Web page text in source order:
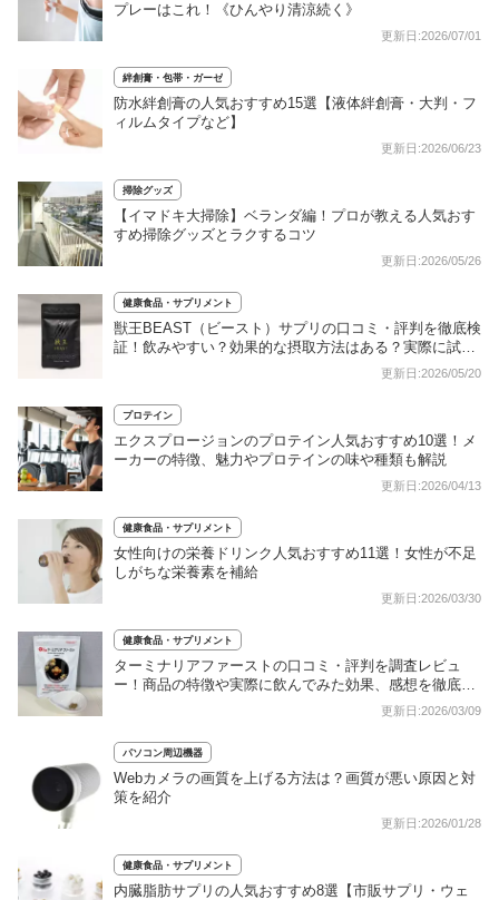
プレーはこれ！《ひんやり清涼続く》
更新日:2026/07/01
絆創膏・包帯・ガーゼ
防水絆創膏の人気おすすめ15選【液体絆創膏・大判・フ
ィルムタイプなど】
更新日:2026/06/23
掃除グッズ
【イマドキ大掃除】ベランダ編！プロが教える人気おす
すめ掃除グッズとラクするコツ
更新日:2026/05/26
健康食品・サプリメント
獣王BEAST（ビースト）サプリの口コミ・評判を徹底検
証！飲みやすい？効果的な摂取方法はある？実際に試飲
更新日:2026/05/20
プロテイン
エクスプロージョンのプロテイン人気おすすめ10選！メ
ーカーの特徴、魅力やプロテインの味や種類も解説
更新日:2026/04/13
健康食品・サプリメント
女性向けの栄養ドリンク人気おすすめ11選！女性が不足
しがちな栄養素を補給
更新日:2026/03/30
健康食品・サプリメント
ターミナリアファーストの口コミ・評判を調査レビュ
ー！商品の特徴や実際に飲んでみた効果、感想を徹底調
更新日:2026/03/09
パソコン周辺機器
Webカメラの画質を上げる方法は？画質が悪い原因と対
策を紹介
更新日:2026/01/28
健康食品・サプリメント
内臓脂肪サプリの人気おすすめ8選【市販サプリ・ウェ